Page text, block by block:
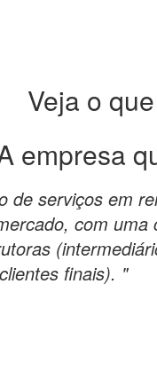
Veja o
empresa
de serviços em
com uma
finais). "